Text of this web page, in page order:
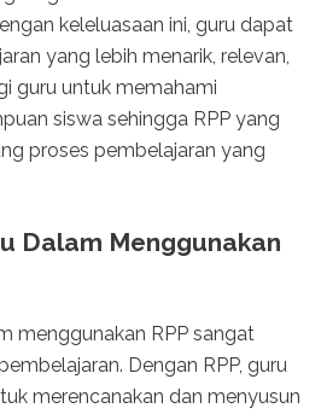
keleluasaan ini, guru dapat
yang lebih menarik, relevan,
guru untuk memahami
siswa sehingga RPP yang
proses pembelajaran yang
Dalam Menggunakan
menggunakan RPP sangat
Dengan RPP, guru
merencanakan dan menyusun